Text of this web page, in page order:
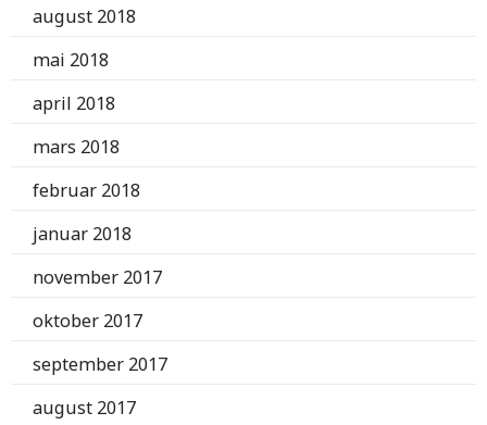
august 2018
mai 2018
april 2018
mars 2018
februar 2018
januar 2018
november 2017
oktober 2017
september 2017
august 2017